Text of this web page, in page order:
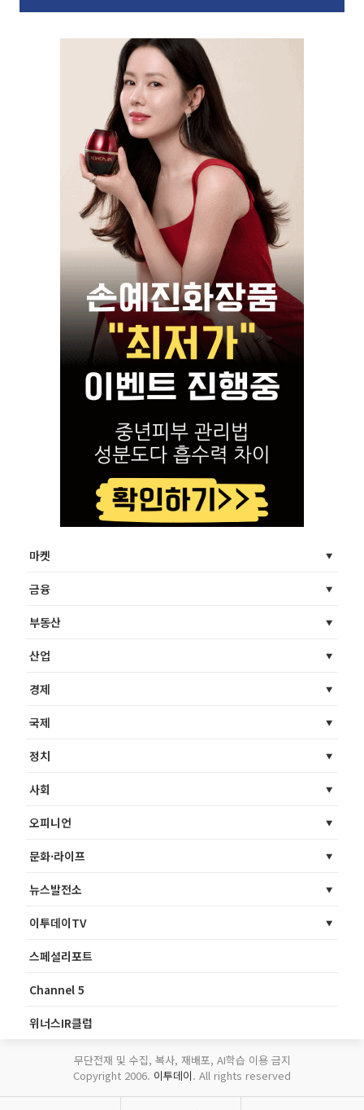
마켓
금융
부동산
산업
경제
국제
정치
사회
오피니언
문화·라이프
뉴스발전소
이투데이TV
스페셜리포트
Channel 5
위너스IR클럽
무단전재 및 수집, 복사, 재배포, AI학습 이용 금지
Copyright 2006. 이투데이. All rights reserved